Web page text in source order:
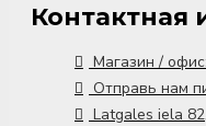
Магазин / офис:
Отправь нам
Latgales iela